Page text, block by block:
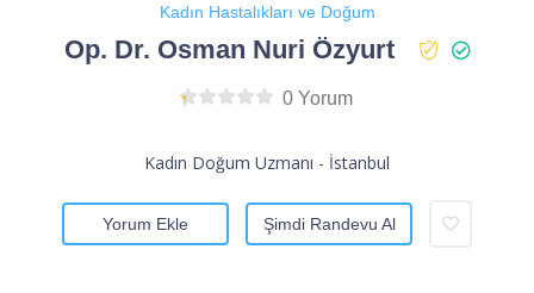
Kadın Hastalıkları ve Doğum
Op. Dr. Osman Nuri Özyurt
0 Yorum
Kadın Doğum Uzmanı - İstanbul
Yorum Ekle Şimdi Randevu Al